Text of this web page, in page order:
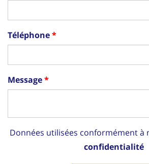
Téléphone
Message
Données utilisées conformément à
confidentialité